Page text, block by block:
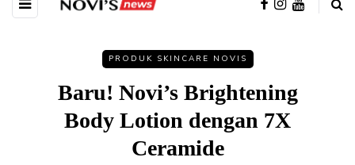
PRODUK SKINCARE NOVIS
Baru! Novi’s Brightening
Body Lotion dengan 7X
Ceramide